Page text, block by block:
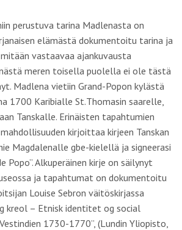
perustuva tarina Madlenasta on
elämästä dokumentoitu tarina ja
vastaavaa ajankuvausta
meren toisella puolella ei ole tästä
Madlena vietiin Grand-Popon kylästä
1700 Karibialle St.Thomasin saarelle,
Tanskalle. Erinäisten tapahtumien
kirjoittaa kirjeen Tanskan
Magdalenalle gbe-kielellä ja signeerasi
Popo”. Alkuperäinen kirje on säilynyt
ja tapahtumat on dokumentoitu
Louise Sebron väitöskirjassa
kreol – Etnisk identitet og social
1730-1770”, (Lundin Yliopisto,